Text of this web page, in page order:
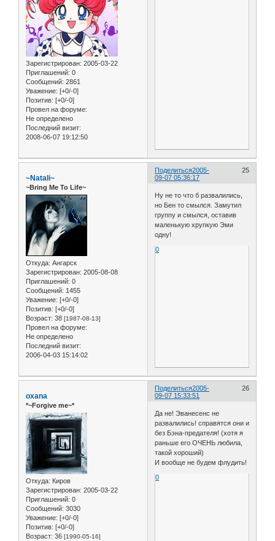
Зарегистрирован: 2005-03-22
Приглашений: 0
Сообщений: 2861
Уважение: [+0/-0]
Позитив: [+0/-0]
Провел на форуме:
Не определено
Последний визит:
2008-06-07 19:12:50
Поделиться 25
2005-
09-07 05:36:17
~Natali~
~Bring Me To Life~
Откуда: Ангарск
Зарегистрирован: 2005-08-08
Приглашений: 0
Сообщений: 1455
Уважение: [+0/-0]
Позитив: [+0/-0]
Возраст: 38 [1987-08-13]
Провел на форуме:
Не определено
Последний визит:
2006-04-03 15:14:02
Ну не то что б развалились,
но Бен то смылся. Замутил
группу и смылся, оставив
маленькую хрупкую Эми
одну!
0
Поделиться 26
2005-
09-07 15:33:51
oxana
*~Forgive me~*
Откуда: Киров
Зарегистрирован: 2005-03-22
Приглашений: 0
Сообщений: 3030
Уважение: [+0/-0]
Позитив: [+0/-0]
Возраст: 36 [1990-05-16]
Да не! Эванесенс не
развалились! справятся они и
без Бэна-предателя! (хотя я
раньше его ОЧЕНЬ любила,
такой хороший)
И вообще не будем флудить!
0